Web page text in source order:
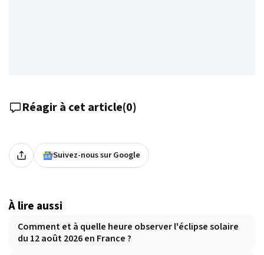
Réagir à cet article(0)
Suivez-nous sur Google
À lire aussi
Comment et à quelle heure observer l'éclipse solaire
du 12 août 2026 en France ?